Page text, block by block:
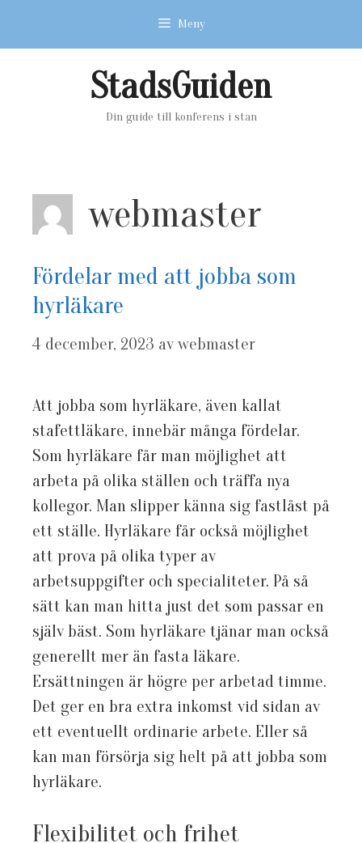
Meny
StadsGuiden
Din guide till konferens i stan
webmaster
Fördelar med att jobba som
hyrläkare
4 december, 2023 av webmaster
Att jobba som hyrläkare, även kallat
stafettläkare, innebär många fördelar.
Som hyrläkare får man möjlighet att
arbeta på olika ställen och träffa nya
kollegor. Man slipper känna sig fastlåst på
ett ställe. Hyrläkare får också möjlighet
att prova på olika typer av
arbetsuppgifter och specialiteter. På så
sätt kan man hitta just det som passar en
själv bäst. Som hyrläkare tjänar man också
generellt mer än fasta läkare.
Ersättningen är högre per arbetad timme.
Det ger en bra extra inkomst vid sidan av
ett eventuellt ordinarie arbete. Eller så
kan man försörja sig helt på att jobba som
hyrläkare.
Flexibilitet och frihet